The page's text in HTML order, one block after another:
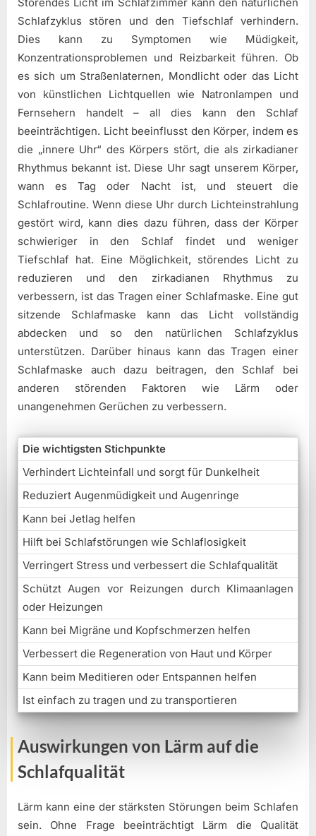
Schlafzyklus stören und den Tiefschlaf verhindern.
Dies kann zu Symptomen wie Müdigkeit,
Konzentrationsproblemen und Reizbarkeit führen. Ob
es sich um Straßenlaternen, Mondlicht oder das Licht
von künstlichen Lichtquellen wie Natronlampen und
Fernsehern handelt – all dies kann den Schlaf
beeinträchtigen. Licht beeinflusst den Körper, indem es
die „innere Uhr“ des Körpers stört, die als zirkadianer
Rhythmus bekannt ist. Diese Uhr sagt unserem Körper,
wann es Tag oder Nacht ist, und steuert die
Schlafroutine. Wenn diese Uhr durch Lichteinstrahlung
gestört wird, kann dies dazu führen, dass der Körper
schwieriger in den Schlaf findet und weniger
Tiefschlaf hat. Eine Möglichkeit, störendes Licht zu
reduzieren und den zirkadianen Rhythmus zu
verbessern, ist das Tragen einer Schlafmaske. Eine gut
sitzende Schlafmaske kann das Licht vollständig
abdecken und so den natürlichen Schlafzyklus
unterstützen. Darüber hinaus kann das Tragen einer
Schlafmaske auch dazu beitragen, den Schlaf bei
anderen störenden Faktoren wie Lärm oder
unangenehmen Gerüchen zu verbessern.
Die wichtigsten Stichpunkte
Verhindert Lichteinfall und sorgt für Dunkelheit
Reduziert Augenmüdigkeit und Augenringe
Kann bei Jetlag helfen
Hilft bei Schlafstörungen wie Schlaflosigkeit
Verringert Stress und verbessert die Schlafqualität
Schützt Augen vor Reizungen durch Klimaanlagen
oder Heizungen
Kann bei Migräne und Kopfschmerzen helfen
Verbessert die Regeneration von Haut und Körper
Kann beim Meditieren oder Entspannen helfen
Ist einfach zu tragen und zu transportieren
Auswirkungen von Lärm auf die
Schlafqualität
Lärm kann eine der stärksten Störungen beim Schlafen
sein. Ohne Frage beeinträchtigt Lärm die Qualität